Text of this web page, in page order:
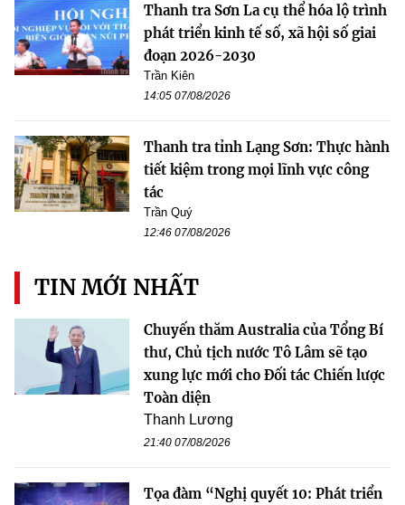
Thanh tra Sơn La cụ thể hóa lộ trình
phát triển kinh tế số, xã hội số giai
đoạn 2026-2030
Trần Kiên
14:05 07/08/2026
Thanh tra tỉnh Lạng Sơn: Thực hành
tiết kiệm trong mọi lĩnh vực công
tác
Trần Quý
12:46 07/08/2026
TIN MỚI NHẤT
Chuyến thăm Australia của Tổng Bí
thư, Chủ tịch nước Tô Lâm sẽ tạo
xung lực mới cho Đối tác Chiến lược
Toàn diện
Thanh Lương
21:40 07/08/2026
Tọa đàm “Nghị quyết 10: Phát triển